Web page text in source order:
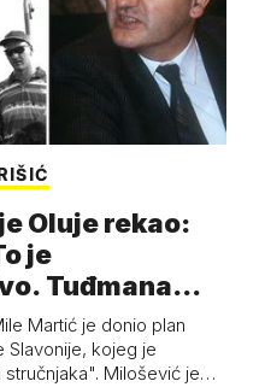
Oluje rekao:
je
Tuđmana
Martić je donio plan
Slavonije, kojeg je
stručnjaka". Milošević je…